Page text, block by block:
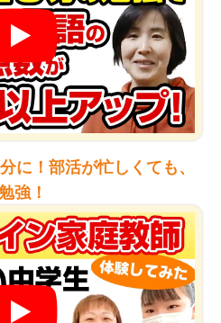
に！部活が忙しくても、
強！